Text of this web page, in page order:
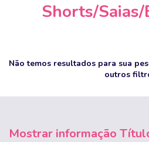
Shorts/
Não temos resultados para sua
outros
Mostrar informação